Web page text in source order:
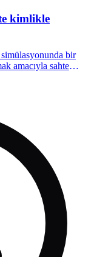
kimlikle
bir
amacıyla sahte